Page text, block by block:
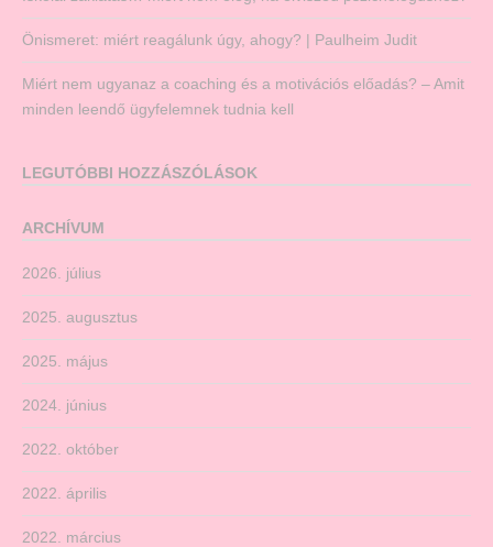
Önismeret: miért reagálunk úgy, ahogy? | Paulheim Judit
Miért nem ugyanaz a coaching és a motivációs előadás? – Amit
minden leendő ügyfelemnek tudnia kell
LEGUTÓBBI HOZZÁSZÓLÁSOK
ARCHÍVUM
2026. július
2025. augusztus
2025. május
2024. június
2022. október
2022. április
2022. március